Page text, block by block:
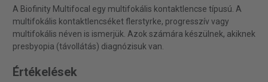
A Biofinity Multifocal egy multifokális kontaktlencse típusú. A
multifokális kontaktlencséket flerstyrke, progresszív vagy
multifokális néven is ismerjük. Azok számára készülnek, akiknek
presbyopia (távollátás) diagnózisuk van.
Értékelések